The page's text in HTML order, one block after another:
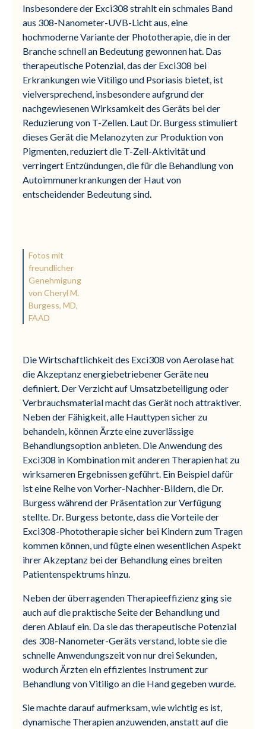
Insbesondere der Exci308 strahlt ein schmales Band
aus 308-Nanometer-UVB-Licht aus, eine
hochmoderne Variante der Phototherapie, die in der
Branche schnell an Bedeutung gewonnen hat. Das
therapeutische Potenzial, das der Exci308 bei
Erkrankungen wie Vitiligo und Psoriasis bietet, ist
vielversprechend, insbesondere aufgrund der
nachgewiesenen Wirksamkeit des Geräts bei der
Reduzierung von T-Zellen. Laut Dr. Burgess stimuliert
dieses Gerät die Melanozyten zur Produktion von
Pigmenten, reduziert die T-Zell-Aktivität und
verringert Entzündungen, die für die Behandlung von
Autoimmunerkrankungen der Haut von
entscheidender Bedeutung sind.
Fotos mit
freundlicher
Genehmigung
von Cheryl M.
Burgess, MD,
FAAD
Die Wirtschaftlichkeit des Exci308 von Aerolase hat
die Akzeptanz energiebetriebener Geräte neu
definiert. Der Verzicht auf Umsatzbeteiligung oder
Verbrauchsmaterial macht das Gerät noch attraktiver.
Neben der Fähigkeit, alle Hauttypen sicher zu
behandeln, können Ärzte eine zuverlässige
Behandlungsoption anbieten. Die Anwendung des
Exci308 in Kombination mit anderen Therapien hat zu
wirksameren Ergebnissen geführt. Ein Beispiel dafür
ist eine Reihe von Vorher-Nachher-Bildern, die Dr.
Burgess während der Präsentation zur Verfügung
stellte. Dr. Burgess betonte, dass die Vorteile der
Exci308-Phototherapie sicher bei Kindern zum Tragen
kommen können, und fügte einen wesentlichen Aspekt
ihrer Akzeptanz bei der Behandlung eines breiten
Patientenspektrums hinzu.
Neben der überragenden Therapieeffizienz ging sie
auch auf die praktische Seite der Behandlung und
deren Ablauf ein. Da sie das therapeutische Potenzial
des 308-Nanometer-Geräts verstand, lobte sie die
schnelle Anwendungszeit von nur drei Sekunden,
wodurch Ärzten ein effizientes Instrument zur
Behandlung von Vitiligo an die Hand gegeben wurde.
Sie machte darauf aufmerksam, wie wichtig es ist,
dynamische Therapien anzuwenden, anstatt auf die